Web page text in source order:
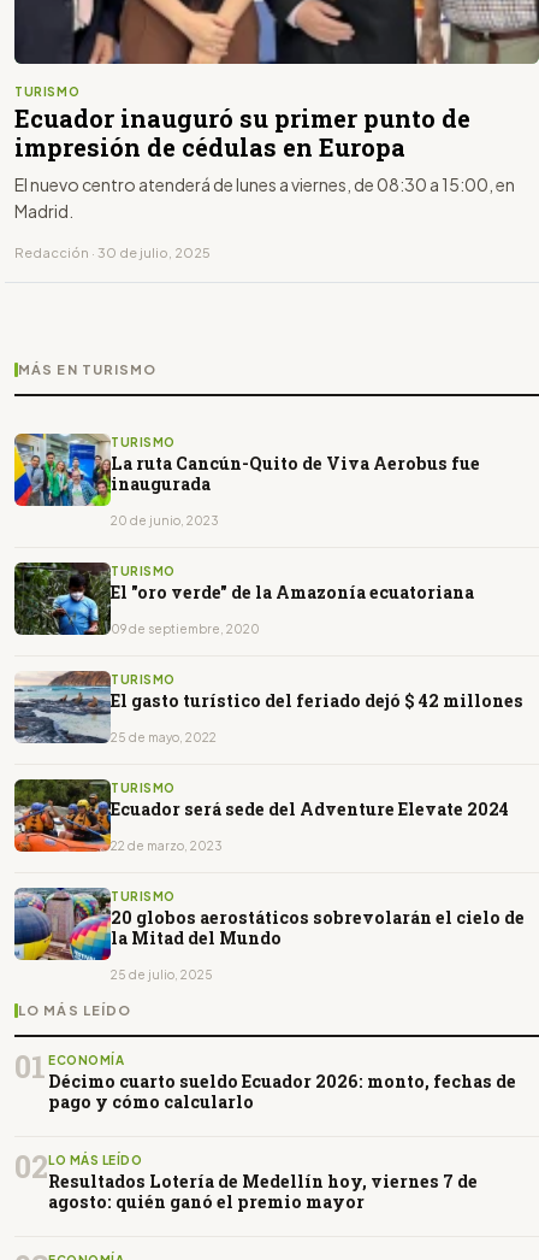
TURISMO
Ecuador inauguró su primer punto de
impresión de cédulas en Europa
El nuevo centro atenderá de lunes a viernes, de 08:30 a 15:00, en
Madrid.
Redacción · 30 de julio, 2025
MÁS EN TURISMO
TURISMO
La ruta Cancún-Quito de Viva Aerobus fue
inaugurada
20 de junio, 2023
TURISMO
El "oro verde" de la Amazonía ecuatoriana
09 de septiembre, 2020
TURISMO
El gasto turístico del feriado dejó $ 42 millones
25 de mayo, 2022
TURISMO
Ecuador será sede del Adventure Elevate 2024
22 de marzo, 2023
TURISMO
20 globos aerostáticos sobrevolarán el cielo de
la Mitad del Mundo
25 de julio, 2025
LO MÁS LEÍDO
01 ECONOMÍA
Décimo cuarto sueldo Ecuador 2026: monto, fechas de
pago y cómo calcularlo
02LO MÁS LEÍDO
Resultados Lotería de Medellín hoy, viernes 7 de
agosto: quién ganó el premio mayor